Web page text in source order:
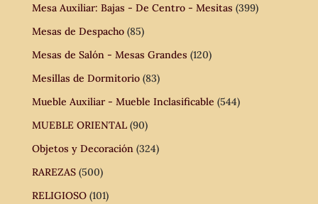
Mesa Auxiliar: Bajas - De Centro - Mesitas (399)
Mesas de Despacho (85)
Mesas de Salón - Mesas Grandes (120)
Mesillas de Dormitorio (83)
Mueble Auxiliar - Mueble Inclasificable (544)
MUEBLE ORIENTAL (90)
Objetos y Decoración (324)
RAREZAS (500)
RELIGIOSO (101)